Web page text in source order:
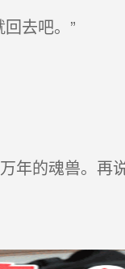
去吧。”
年的魂兽。再